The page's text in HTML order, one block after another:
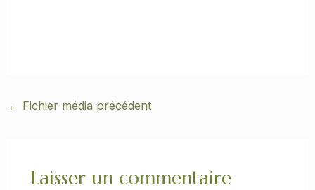
← Fichier média précédent
Laisser un commentaire